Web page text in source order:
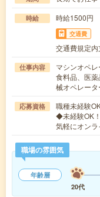
時給 時給1500円
交通費
交通費規定内
仕事内容
マシンオペレ
食料品、医
械オペレー
応募資格
職種未経験
◆未経験OK
気軽にオン
職場の雰囲気
年齢層
20代